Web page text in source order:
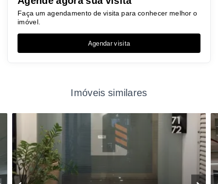
Faça um agendamento de visita para conhecer melhor o
imóvel.
Agendar visita
Imóveis similares